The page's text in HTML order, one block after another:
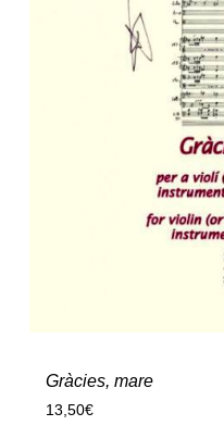
Gràcies, mare
13,50€